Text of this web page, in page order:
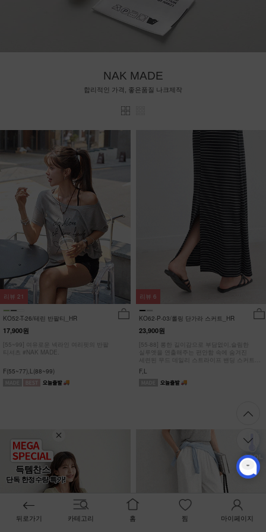
득템찬스
단독 한정수량 특가!
NAK MADE
합리적인 가격, 좋은품질 나크제작
KO52-T-26/테린 반팔티_HR
17,900원
[55~99] 여유로운 넥라인 여리핏의 반팔
티셔츠 #NAK MADE.
F(55~77),L(88~99)
리뷰 21
KO62-P-03/롤링 단가라 스커트_HR
23,900원
[55-88] 롱한 길이감으로 부담없이,슬림한
실루엣을 연출해주는 편안함 속에 숨겨진
세련된 무드 데일리 스트라이프 밴딩 스커트
#NAK MADE.
F,L
리뷰 6
뒤로가기 카테고리 홈 찜 마이페이지